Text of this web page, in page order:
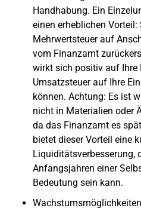
Handhabung. Ein
einen erheblichen
Mehrwertsteuer auf
vom Finanzamt
wirkt sich positiv auf Ihre
Umsatzsteuer auf Ihre
können. Achtung: Es ist
nicht in Materialien oder
da das Finanzamt es
bietet dieser Vorteil eine
Liquiditätsverbesserung,
Anfangsjahren einer
Bedeutung sein kann.
Wachstumsmöglichkeiten